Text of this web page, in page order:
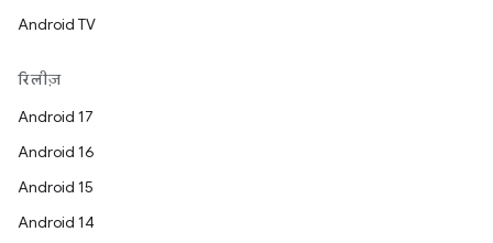
Android TV
रिलीज़
Android 17
Android 16
Android 15
Android 14